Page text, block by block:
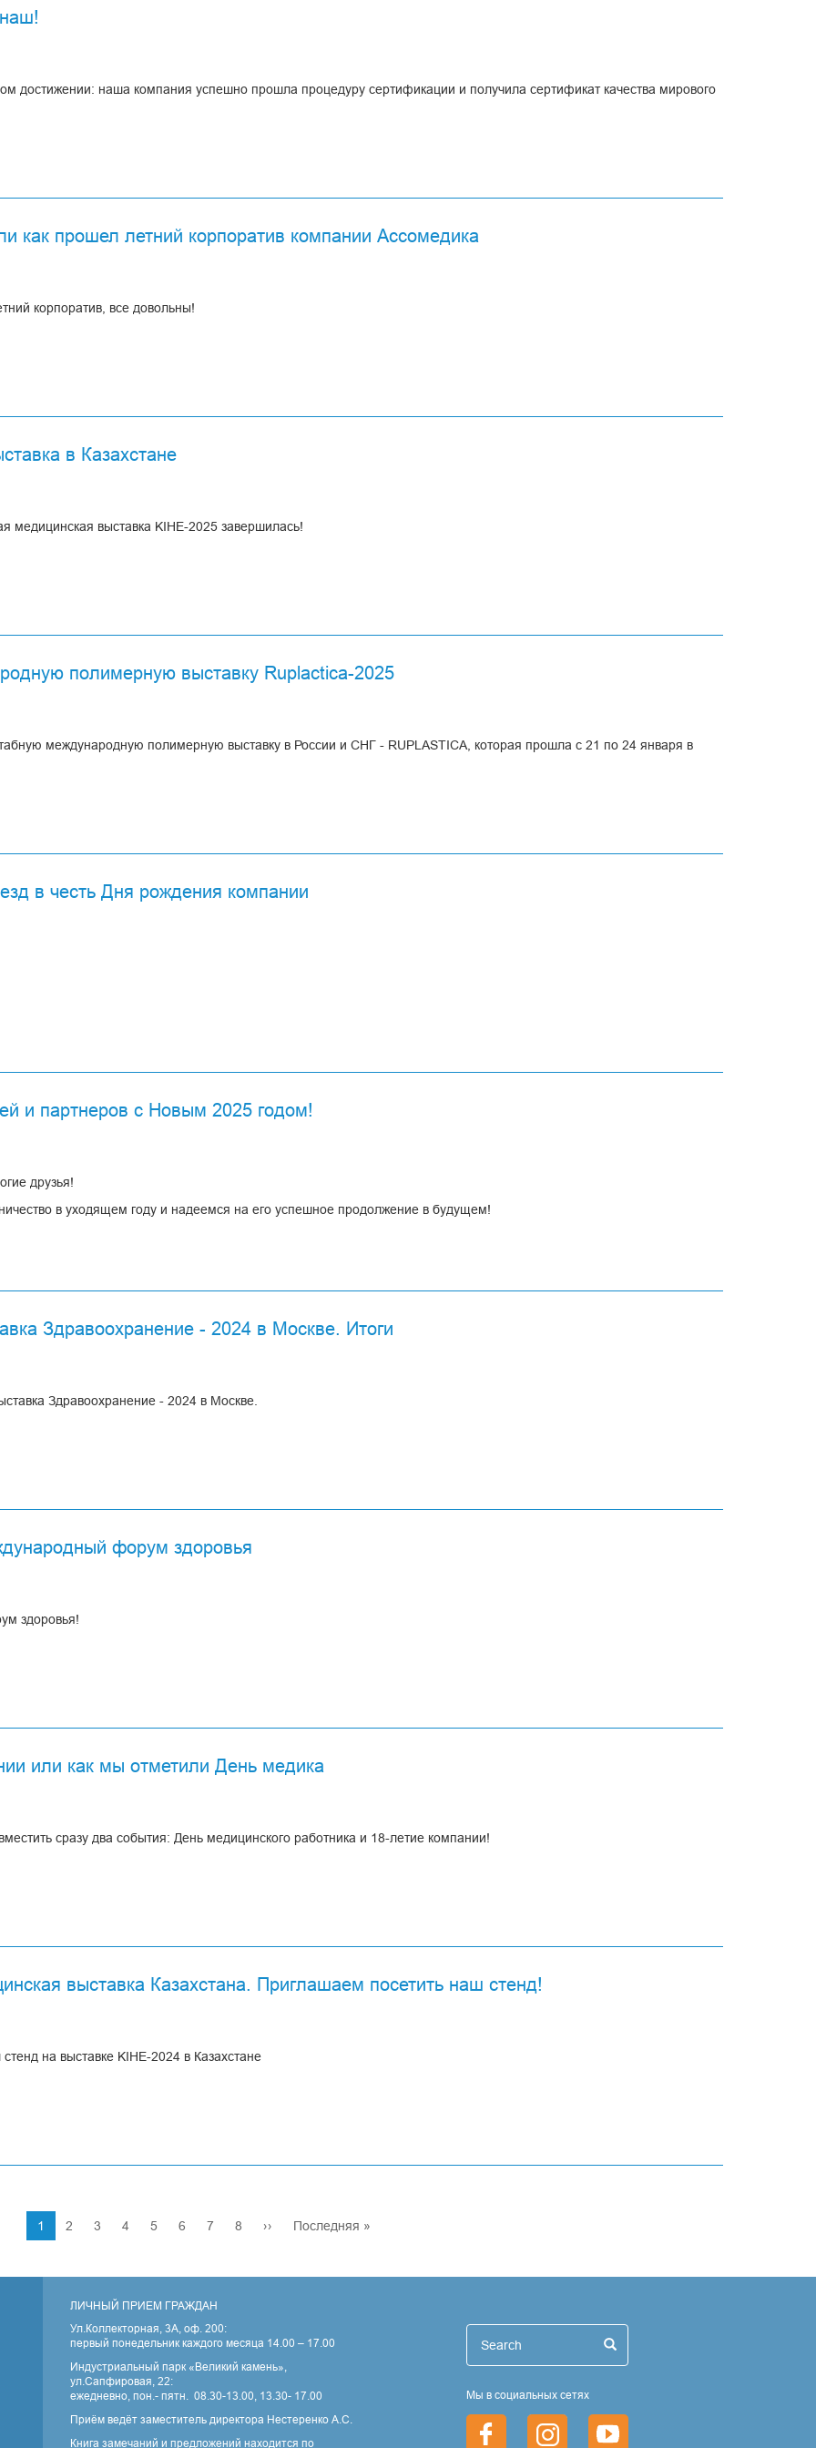
достижении: наша компания успешно прошла процедуру сертификации и получила сертификат качества мирового
это подтверждение государственного органа США Food and Drug Administration о
качества нашего производства и продукции.
как прошел летний корпоратив компании Ассомедика
корпоратив, все довольны!
в Казахстане
медицинская выставка KIHE-2025 завершилась!
полимерную выставку Ruplactica-2025
международную полимерную выставку в России и СНГ - RUPLASTICA, которая прошла с 21 по 24 января в
площадка, где в одном месте собраны все компетенции в технологической области, где есть прямой контакт с
цепочке от основного оборудования до периферии, оснастки и альтернативного сырья.
одном пространстве и охватили весь жизненный цикл полимеров: от синтеза и превращение в изделие до вторичной
в честь Дня рождения компании
и партнеров с Новым 2025 годом!
друзья!
в уходящем году и надеемся на его успешное продолжение в будущем!
и больших профессиональных побед!
массу ярких впечатлений и успешных проектов.
Команда ООО "АССОМЕДИКА"
Здравоохранение - 2024 в Москве. Итоги
Здравоохранение - 2024 в Москве.
форум здоровья
здоровья!
или как мы отметили День медика
сразу два события: День медицинского работника и 18-летие компании!
выставка Казахстана. Приглашаем посетить наш стенд!
на выставке KIHE-2024 в Казахстане
Текущая
страница
1 Страница
2 Страница
3 Страница
4 Страница
5 Страница
6 Страница
7 Страница
8
Следующая
››
Последняя
Последняя »
ЛИЧНЫЙ ПРИЕМ ГРАЖДАН
Ул.Коллекторная, 3А, оф. 200:
первый понедельник каждого месяца 14.00 – 17.00
Индустриальный парк «Великий камень»,
ул.Сапфировая, 22:
ежедневно, пон.- пятн. 08.30-13.00, 13.30- 17.00
Приём ведёт заместитель директора Нестеренко А.С.
Книга замечаний и предложений находится по
Search
Search
Мы в социальных сетях